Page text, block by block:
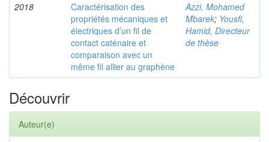
2018
Caractérisation des
propriétés mécaniques et
électriques d’un fil de
contact caténaire et
comparaison avec un
même fil allier au graphène
Azzi, Mohamed
Mbarek; Yousfi,
Hamid, Directeur
de thèse
Découvrir
Auteur(e)